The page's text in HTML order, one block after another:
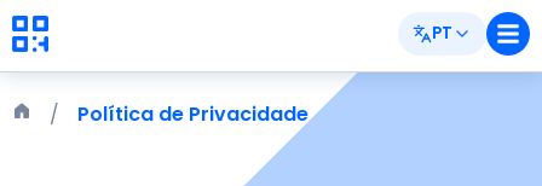
PT
Política de Privacidade